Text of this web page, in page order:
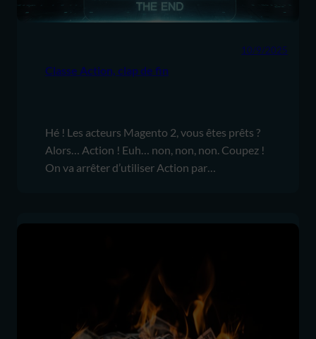
10/9/2025
Classe Action, clap de fin
Hé ! Les acteurs Magento 2, vous êtes prêts ?
Alors… Action ! Euh… non, non, non. Coupez !
On va arrêter d’utiliser Action par…